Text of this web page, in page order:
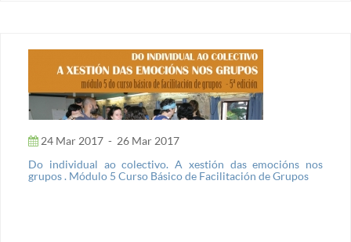
24 Mar 2017 - 26 Mar 2017
Do individual ao colectivo. A xestión das emocións nos
grupos . Módulo 5 Curso Básico de Facilitación de Grupos